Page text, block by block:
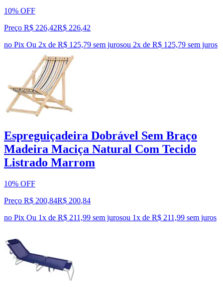
10% OFF
Preço R$ 226,42R$ 226,42
no Pix Ou 2x de R$ 125,79 sem jurosou 2x de R$ 125,79 sem juros
Espreguiçadeira Dobrável Sem Braço
Madeira Maciça Natural Com Tecido
Listrado Marrom
10% OFF
Preço R$ 200,84R$ 200,84
no Pix Ou 1x de R$ 211,99 sem jurosou 1x de R$ 211,99 sem juros